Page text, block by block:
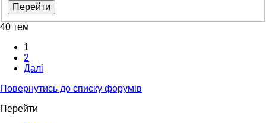
40 тем
1
2
Далі
Повернутись до списку форумів
Перейти